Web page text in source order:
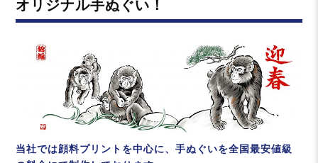
オリジナル手ぬぐい！
当社では顔料プリントを中心に、手ぬぐいを全国最安値級